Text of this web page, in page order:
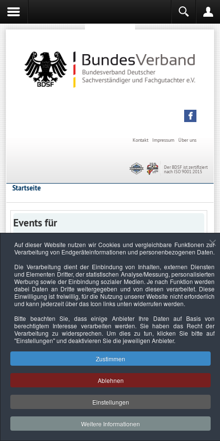
Über uns
Impressum
Kontakt
Der BDSF ist zertifiziert
nach ISO 9001:2015
Startseite
Events für
Keine Termine
Datenschutzerklärung Urheberrechtsnachweise Nachhaltigkeit
Copyright © 2026. Bundesverband Deutscher
Sachverständiger und Fachgutachter e.V..
Auf dieser Website nutzen wir Cookies und vergleichbare Funktionen zur
Verarbeitung von Endgeräteinformationen und personenbezogenen Daten.
Die Verarbeitung dient der Einbindung von Inhalten, externen Diensten
und Elementen Dritter, der statistischen Analyse/Messung, personalisierten
Werbung sowie der Einbindung sozialer Medien. Je nach Funktion werden
dabei Daten an Dritte weitergegeben und von diesen verarbeitet. Diese
Einwilligung ist freiwillig, für die Nutzung unserer Website nicht erforderlich
und kann jederzeit über das Icon links unten widerrufen werden.
Bitte beachten Sie, dass einige Anbieter Ihre Daten auf Basis von
berechtigtem Interesse verarbeiten werden. Sie haben das Recht der
Verarbeitung zu widersprechen. Um dies zu tun, klicken Sie bitte auf
"Einstellungen"und deaktivieren Sie die jeweiligen Anbieter.
Zustimmen
Ablehnen
Einstellungen
Weitere Informationen